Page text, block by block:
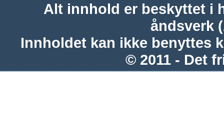
Alt innhold er beskyttet i
åndsverk
Innholdet kan ikke benyttes
© 2011 - Det